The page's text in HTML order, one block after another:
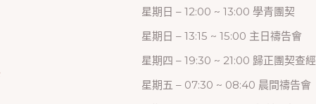
星期日 – 12:00 ~ 13:00 學青團契
星期日 – 13:15 ~ 15:00 主日禱告會
星期四 – 19:30 ~ 21:00 歸正團契查經
星期五 – 07:30 ~ 08:40 晨間禱告會